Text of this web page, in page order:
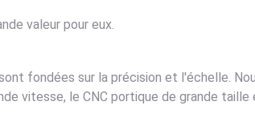
valeur pour eux.
fondées sur la précision et l'échelle.
vitesse, le CNC portique de grande